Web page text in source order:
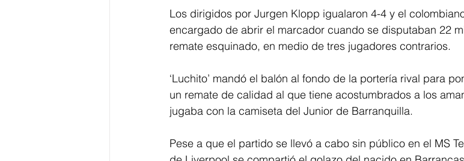
Los dirigidos por Jurgen Klopp igualaron 4-4 y el
encargado de abrir el marcador cuando se disputaban 22
remate esquinado, en medio de tres jugadores contrarios.
‘Luchito’ mandó el balón al fondo de la portería rival para
un remate de calidad al que tiene acostumbrados a los
jugaba con la camiseta del Junior de Barranquilla.
Pese a que el partido se llevó a cabo sin público en el MS